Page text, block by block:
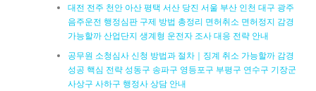
대전 전주 천안 아산 평택 서산 당진 서울 부산 인천 대구 광주
음주운전 행정심판 구제 방법 총정리 면허취소 면허정지 감경
가능할까 산업단지 생계형 운전자 조사 대응 전략 안내
공무원 소청심사 신청 방법과 절차｜징계 취소 가능할까 감경
성공 핵심 전략 성동구 송파구 영등포구 부평구 연수구 기장군
사상구 사하구 행정사 상담 안내